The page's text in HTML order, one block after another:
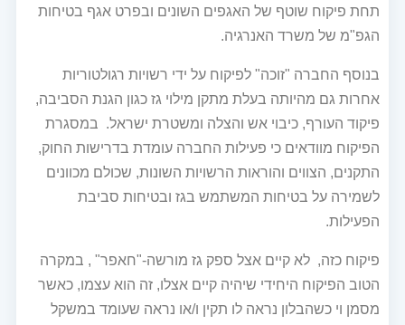
תחת פיקוח שוטף של האגפים השונים ובפרט אגף בטיחות
הגפ"מ של משרד האנרגיה.
בנוסף החברה "זוכה" לפיקוח על ידי רשויות רגולטוריות
אחרות גם מהיותה בעלת מתקן מילוי גז כגון הגנת הסביבה,
פיקוד העורף, כיבוי אש והצלה ומשטרת ישראל. במסגרת
הפיקוח מוודאים כי פעילות החברה עומדת בדרישות החוק,
התקנים, הצווים והוראות הרשויות השונות, שכולם מכוונים
לשמירה על בטיחות המשתמש בגז ובטיחות סביבת
הפעילות.
פיקוח כזה, לא קיים אצל ספק גז מורשה-"חאפר" , במקרה
הטוב הפיקוח היחידי שיהיה קיים אצלו, זה הוא עצמו, כאשר
מסמן וי כשהבלון נראה לו תקין ו/או נראה שעומד במשקל